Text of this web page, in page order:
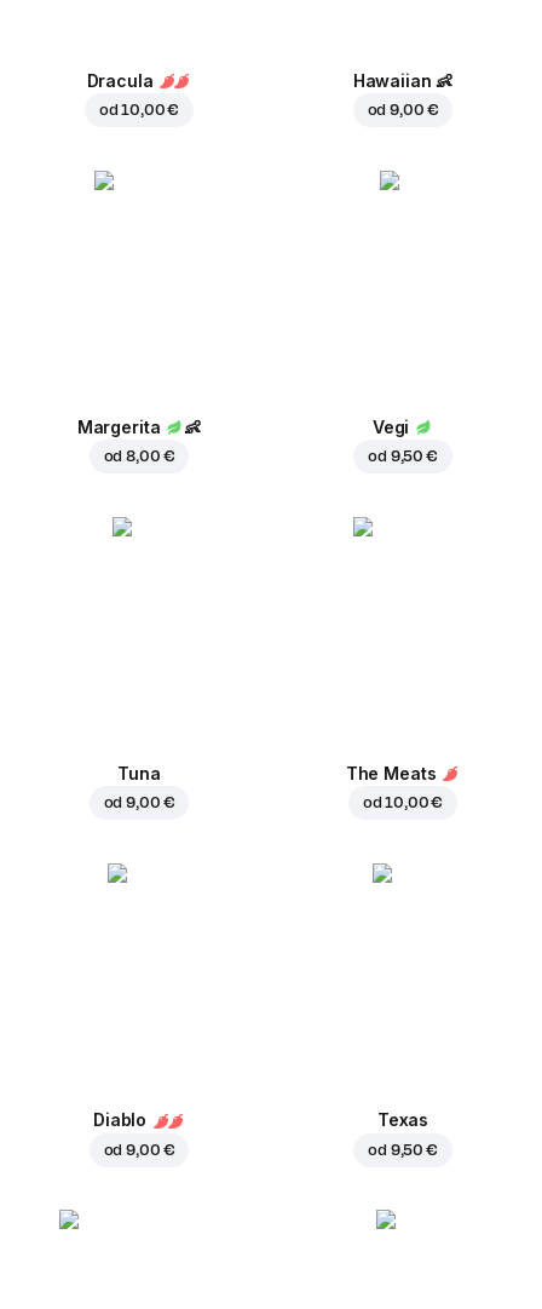
Dracula
od10,00 €
Hawaiian 👶
od9,00 €
Margerita 👶
od8,00 €
Vegi
od 9,50 €
Tuna
od9,00 €
The Meats
od10,00 €
Diablo
od9,00 €
Texas
od 9,50 €